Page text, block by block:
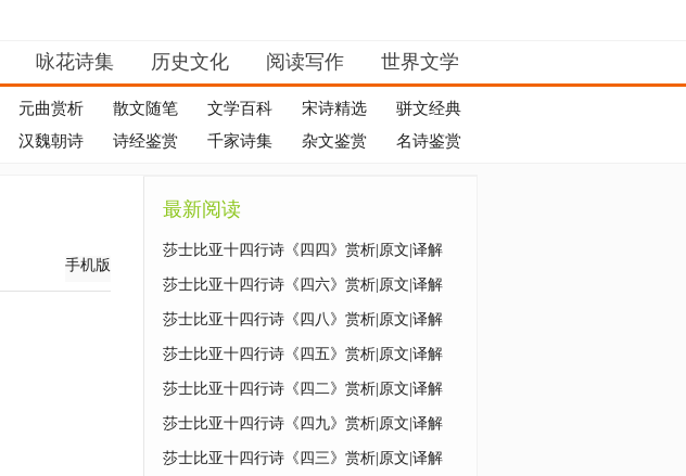
咏花诗集 历史文化 阅读写作 世界文学
元曲赏析 散文随笔 文学百科 宋诗精选
骈文经典
汉魏朝诗 诗经鉴赏 千家诗集 杂文鉴赏 名诗鉴赏
手机版
最新阅读
莎士比亚十四行诗《四四》赏析|原文|译解
莎士比亚十四行诗《四六》赏析|原文|译解
莎士比亚十四行诗《四八》赏析|原文|译解
莎士比亚十四行诗《四五》赏析|原文|译解
莎士比亚十四行诗《四二》赏析|原文|译解
莎士比亚十四行诗《四九》赏析|原文|译解
莎士比亚十四行诗《四三》赏析|原文|译解